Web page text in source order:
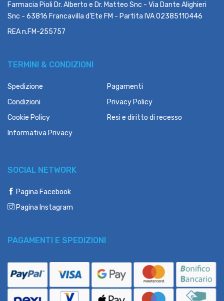
Farmacia Pioli Dr. Alberto e Dr. Matteo Snc - Via Dante Alighieri
Snc - 63816 Francavilla d'Ete FM - Partita IVA 02385110446
REA n.FM-255757
TERMINI & CONDIZIONI
Spedizione
Pagamenti
Condizioni
Privacy Policy
Cookie Policy
Resi e diritto di recesso
Informativa Privacy
SOCIAL NETWORK
Pagina Facebook
Pagina Instagram
PAGAMENTI E SPEDIZIONI